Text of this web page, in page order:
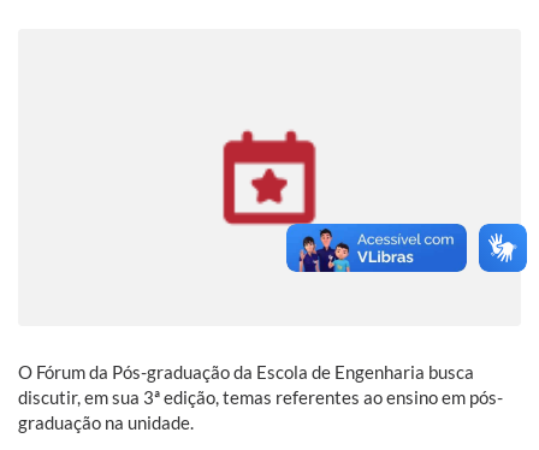
O Fórum da Pós-graduação da Escola de Engenharia busca
discutir, em sua 3ª edição, temas referentes ao ensino em pós-
graduação na unidade.